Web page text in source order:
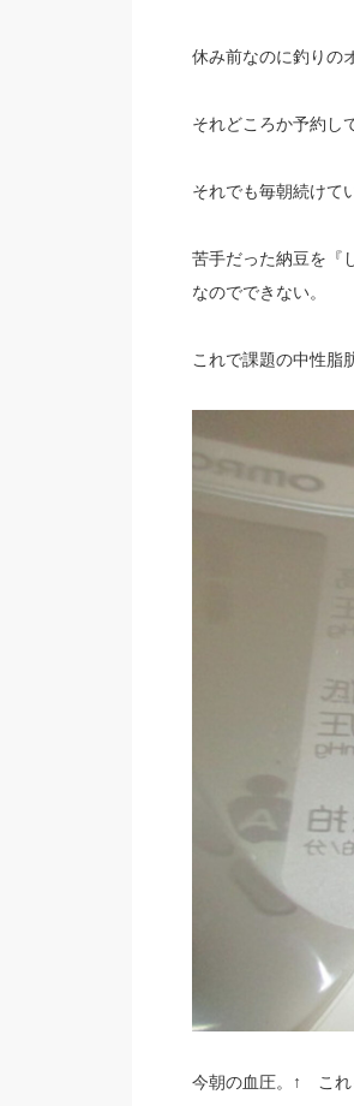
休み前なのに釣りの
それどころか予約し
それでも毎朝続けて
苦手だった納豆を『
なのでできない。
これで課題の中性脂
今朝の血圧。↑ これ